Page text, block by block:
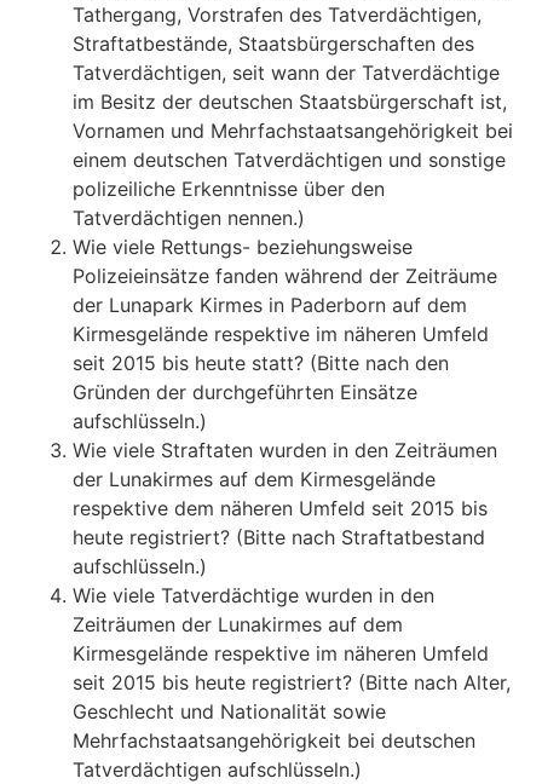
Tathergang, Vorstrafen des Tatverdächtigen,
Straftatbestände, Staatsbürgerschaften des
Tatverdächtigen, seit wann der Tatverdächtige
im Besitz der deutschen Staatsbürgerschaft ist,
Vornamen und Mehrfachstaatsangehörigkeit bei
einem deutschen Tatverdächtigen und sonstige
polizeiliche Erkenntnisse über den
Tatverdächtigen nennen.)
Wie viele Rettungs- beziehungsweise
Polizeieinsätze fanden während der Zeiträume
der Lunapark Kirmes in Paderborn auf dem
Kirmesgelände respektive im näheren Umfeld
seit 2015 bis heute statt? (Bitte nach den
Gründen der durchgeführten Einsätze
aufschlüsseln.)
Wie viele Straftaten wurden in den Zeiträumen
der Lunakirmes auf dem Kirmesgelände
respektive dem näheren Umfeld seit 2015 bis
heute registriert? (Bitte nach Straftatbestand
aufschlüsseln.)
Wie viele Tatverdächtige wurden in den
Zeiträumen der Lunakirmes auf dem
Kirmesgelände respektive im näheren Umfeld
seit 2015 bis heute registriert? (Bitte nach Alter,
Geschlecht und Nationalität sowie
Mehrfachstaatsangehörigkeit bei deutschen
Tatverdächtigen aufschlüsseln.)